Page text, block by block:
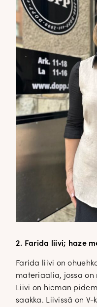
2. Farida liivi; haze
Farida liivi on
materiaalia, jossa on
Liivi on hieman
saakka. Liivissä on